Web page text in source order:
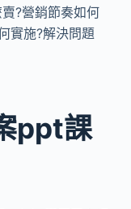
?營銷節奏如何
實施?解決問題
ppt課